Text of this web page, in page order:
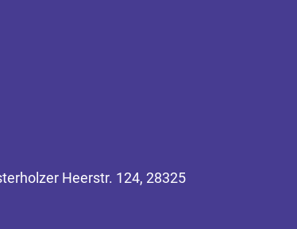
Heerstr. 124, 28325